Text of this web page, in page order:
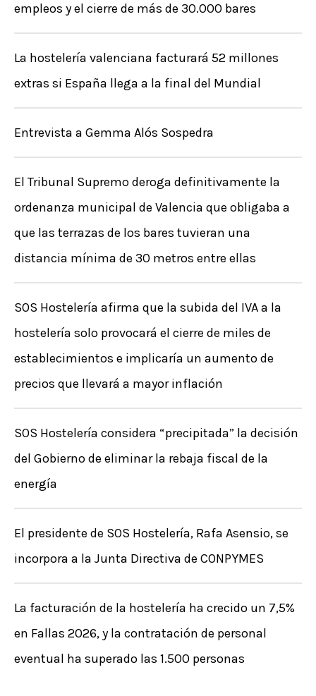
o
:
empleos y el cierre de más de 30.000 bares
La hostelería valenciana facturará 52 millones
extras si España llega a la final del Mundial
Entrevista a Gemma Alós Sospedra
El Tribunal Supremo deroga definitivamente la
ordenanza municipal de Valencia que obligaba a
que las terrazas de los bares tuvieran una
distancia mínima de 30 metros entre ellas
SOS Hostelería afirma que la subida del IVA a la
hostelería solo provocará el cierre de miles de
establecimientos e implicaría un aumento de
precios que llevará a mayor inflación
SOS Hostelería considera “precipitada” la decisión
del Gobierno de eliminar la rebaja fiscal de la
energía
El presidente de SOS Hostelería, Rafa Asensio, se
incorpora a la Junta Directiva de CONPYMES
La facturación de la hostelería ha crecido un 7,5%
en Fallas 2026, y la contratación de personal
eventual ha superado las 1.500 personas